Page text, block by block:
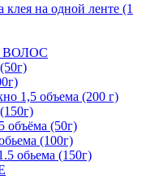
на одной ленте (1
1,5 объема (200 г)
объёма (50г)
(100г)
обьема (150г)